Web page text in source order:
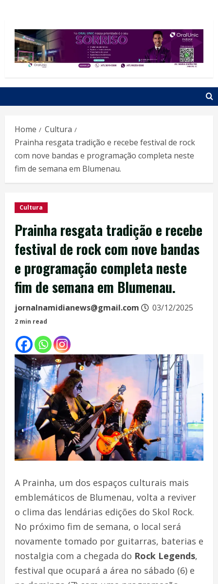
Home
Cultura
Prainha resgata tradição e recebe festival de rock
com nove bandas e programação completa neste
fim de semana em Blumenau.
Cultura
Prainha resgata tradição e recebe
festival de rock com nove bandas
e programação completa neste
fim de semana em Blumenau.
jornalnamidianews@gmail.com 03/12/2025
2 min read
A Prainha, um dos espaços culturais mais
emblemáticos de Blumenau, volta a reviver
o clima das lendárias edições do Skol Rock.
No próximo fim de semana, o local será
novamente tomado por guitarras, baterias e
nostalgia com a chegada do Rock Legends,
festival que ocupará a área no sábado (6) e